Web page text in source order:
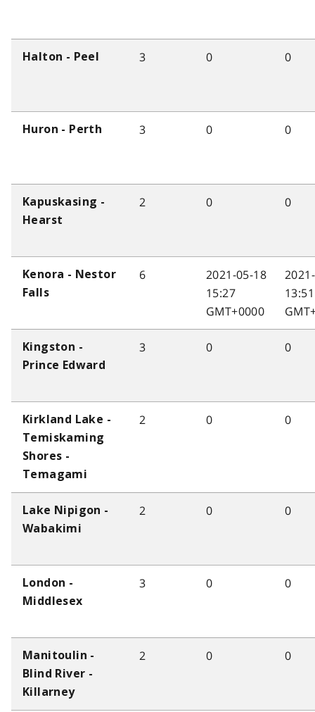
Halton - Peel 3 0 0
Huron - Perth 3 0 0
Kapuskasing -
Hearst
2 0 0
Kenora - Nestor
Falls
6
2021-05-18
15:27
GMT+0000
13:51
Kingston -
Prince Edward
3 0 0
Kirkland Lake -
Temiskaming
Shores -
Temagami
2 0 0
Lake Nipigon -
Wabakimi
2 0 0
London -
Middlesex
3 0 0
Manitoulin -
Blind River -
Killarney
2 0 0